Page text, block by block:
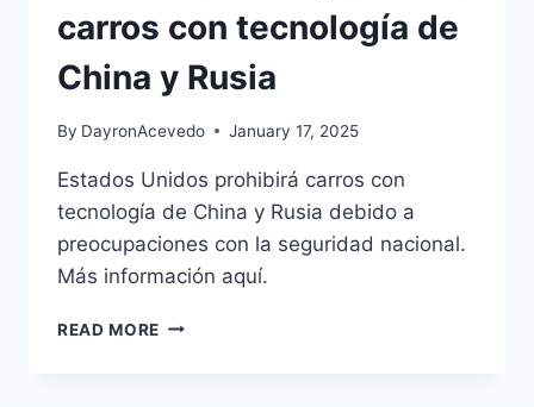
carros con tecnología de
China y Rusia
By DayronAcevedo January 17, 2025
Estados Unidos prohibirá carros con
tecnología de China y Rusia debido a
preocupaciones con la seguridad nacional.
Más información aquí.
READ MORE